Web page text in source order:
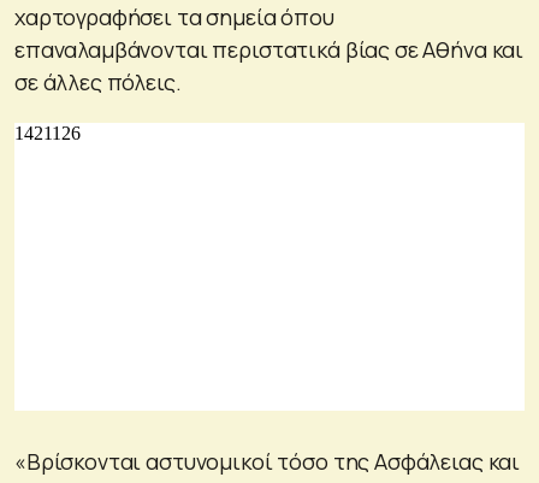
χαρτογραφήσει τα σημεία όπου
επαναλαμβάνονται περιστατικά βίας σε Αθήνα και
σε άλλες πόλεις.
«Βρίσκονται αστυνομικοί τόσο της Ασφάλειας και